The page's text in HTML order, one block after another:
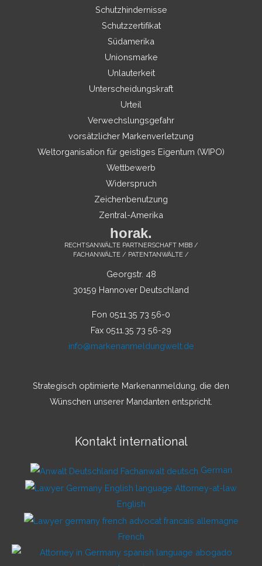
Schutzhindernisse
Schutzzertifikat
Südamerika
Unionsmarke
Unlauterkeit
Unterscheidungskraft
Urteil
Verwechslungsgefahr
vorsätzlicher Markenverletzung
Weltorganisation für geistiges Eigentum (WIPO)
Wettbewerb
Widerspruch
Zeichenbenutzung
Zentral-Amerika
horak.
RECHTSANWÄLTE PARTNERSCHAFT MBB /
FACHANWÄLTE / PATENTANWÄLTE /
Georgstr. 48
30159 Hannover Deutschland
Fon 0511.35 73 56-0
Fax 0511.35 73 56-29
info@markenanmeldungwelt.de
Strategisch optimierte Markenanmeldung, die den
Wünschen unserer Mandanten entspricht.
Kontakt international
German
English
French